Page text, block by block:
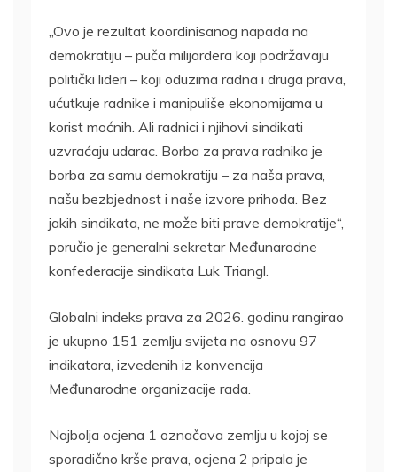
„Ovo je rezultat koordinisanog napada na
demokratiju – puča milijardera koji podržavaju
politički lideri – koji oduzima radna i druga prava,
ućutkuje radnike i manipuliše ekonomijama u
korist moćnih. Ali radnici i njihovi sindikati
uzvraćaju udarac. Borba za prava radnika je
borba za samu demokratiju – za naša prava,
našu bezbjednost i naše izvore prihoda. Bez
jakih sindikata, ne može biti prave demokratije“,
poručio je generalni sekretar Međunarodne
konfederacije sindikata Luk Triangl.
Globalni indeks prava za 2026. godinu rangirao
je ukupno 151 zemlju svijeta na osnovu 97
indikatora, izvedenih iz konvencija
Međunarodne organizacije rada.
Najbolja ocjena 1 označava zemlju u kojoj se
sporadično krše prava, ocjena 2 pripala je